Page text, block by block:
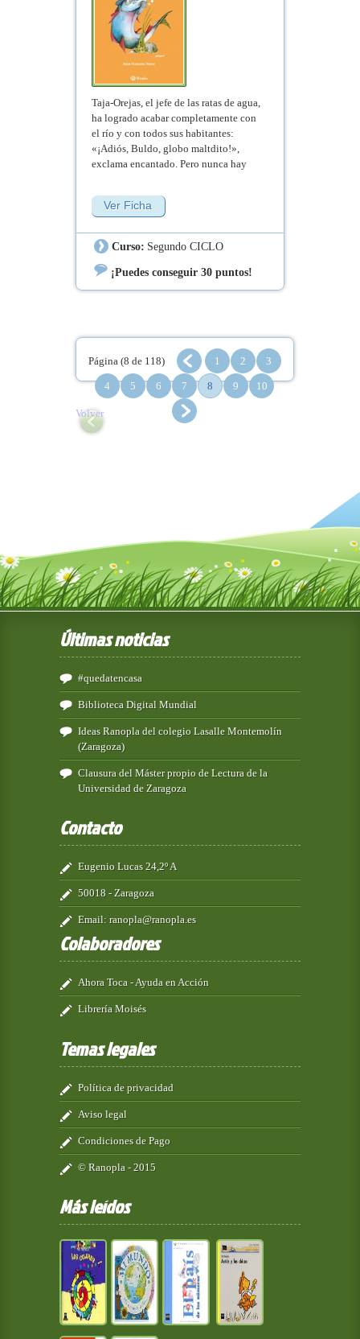
Taja-Orejas, el jefe de las ratas de agua,
ha logrado acabar completamente con
el río y con todos sus habitantes:
«¡Adiós, Buldo, globo maltdito!»,
exclama encantado. Pero nunca hay
inteligencia de nuestro pequeño pez.
Enfrentándose al peligro, Buldo llama
aves, sus aliados: «¡Despreciables
ratas..., ha llegado la hora de que os
echéis a temblar!»
Ver Ficha
Curso: Segundo CICLO
¡Puedes conseguir 30 puntos!
Página (8 de 118) 1 2 3
4 5 6 7 8 9 10
Volver
Últimas noticias
#quedatencasa
Biblioteca Digital Mundial
Ideas Ranopla del colegio Lasalle Montemolín
(Zaragoza)
Clausura del Máster propio de Lectura de la
Universidad de Zaragoza
Contacto
Eugenio Lucas 24,2º A
50018 - Zaragoza
Email: ranopla@ranopla.es
Colaboradores
Ahora Toca - Ayuda en Acción
Librería Moisés
Temas legales
Política de privacidad
Aviso legal
Condiciones de Pago
© Ranopla - 2015
Más leídos